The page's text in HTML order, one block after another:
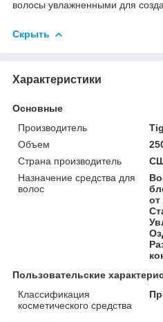
волосы увлажненными для
Скрыть
Характеристики
Основные
Производитель
Объем
Страна производитель
Назначение средства для
волос
от
Пользовательские
Классификация
косметического средства